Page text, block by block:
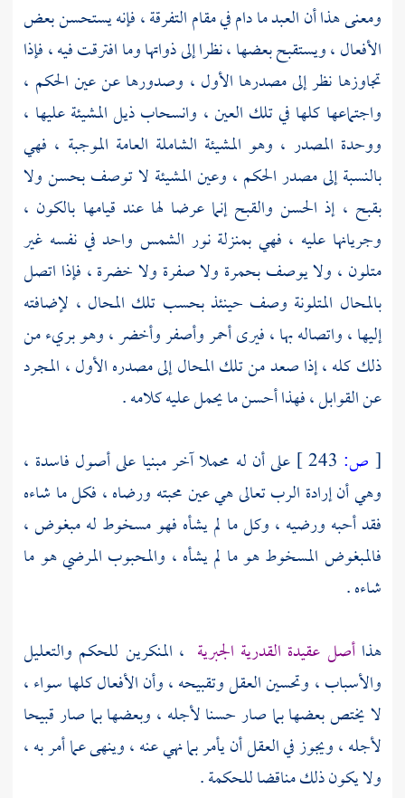
ومعنى هذا أن العبد ما دام في مقام التفرقة ، فإنه يستحسن بعض
الأفعال ، ويستقبح بعضها ، نظرا إلى ذواتها وما افترقت فيه ، فإذا
تجاوزها نظر إلى مصدرها الأول ، وصدورها عن عين الحكم ،
واجتماعها كلها في تلك العين ، وانسحاب ذيل المشيئة عليها ،
ووحدة المصدر ، وهو المشيئة الشاملة العامة الموجبة ، فهي
بالنسبة إلى مصدر الحكم ، وعين المشيئة لا توصف بحسن ولا
بقبح ، إذ الحسن والقبح إنما عرضا لها عند قيامها بالكون ،
وجريانها عليه ، فهي بمنزلة نور الشمس واحد في نفسه غير
متلون ، ولا يوصف بحمرة ولا صفرة ولا خضرة ، فإذا اتصل
بالمحال المتلونة وصف حينئذ بحسب تلك المحال ، لإضافته
إليها ، واتصاله بها ، فيرى أحمر وأصفر وأخضر ، وهو بريء من
ذلك كله ، إذا صعد من تلك المحال إلى مصدره الأول ، المجرد
عن القوابل ، فهذا أحسن ما يحمل عليه كلامه .
[ ص:
على أن له محملا آخر مبنيا على أصول فاسدة ،
وهي أن إرادة الرب تعالى هي عين محبته ورضاه ، فكل ما شاءه
فقد أحبه ورضيه ، وكل ما لم يشأه فهو مسخوط له مبغوض ،
فالمبغوض المسخوط هو ما لم يشأه ، والمحبوب المرضي هو ما
شاءه .
هذاأصل عقيدة القدرية الجبرية ، المنكرين للحكم والتعليل
والأسباب ، وتحسين العقل وتقبيحه ، وأن الأفعال كلها سواء ،
لا يختص بعضها بما صار حسنا لأجله ، وبعضها بما صار قبيحا
لأجله ، ويجوز في العقل أن يأمر بما نهي عنه ، وينهى عما أمر به ،
ولا يكون ذلك مناقضا للحكمة .